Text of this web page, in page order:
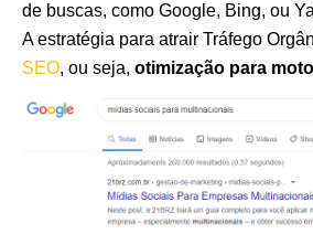
de buscas, como Google, Bing, ou
A estratégia para atrair Tráfego
SEO, ou seja, otimização para